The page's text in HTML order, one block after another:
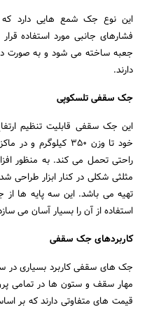
این نوع جک شمع هایی دارد
فشارهای جانبی مورد استفاده
جعبه ساخته می شود و به صورت دو
دارند.
جک سقفی تلسکوپی
این جک سقفی قابلیت تنظیم
راحتی تحمل می کند. به منظور
مثلثی شکلی در کنار ابزار طراحی
تهیه می باشد. این سه پایه ها از
استفاده از آن را بسیار آسان می
کاربردهای جک سقفی
جک های سقفی کاربرد بسیاری در
مهار سقف و ستون ها در تمامی
قیمت های متفاوتی دارند که بر